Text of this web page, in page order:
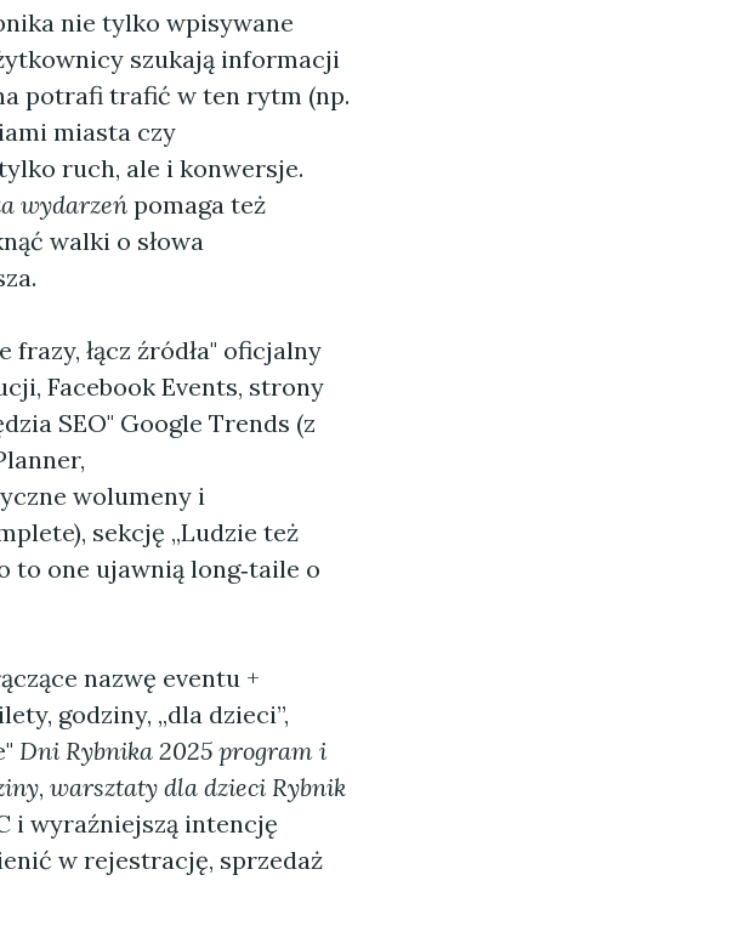
nie tylko wpisywane
szukają informacji
potrafi trafić w ten rytm (np.
miasta czy
ruch, ale i konwersje.
wydarzeń pomaga też
walki o słowa
łącz źródła" oficjalny
Facebook Events, strony
SEO" Google Trends (z
wolumeny i
sekcję „Ludzie też
to one ujawnią long‑taile o
nazwę eventu +
godziny, „dla dzieci”,
Dni Rybnika 2025 program i
, warsztaty dla dzieci Rybnik
i wyraźniejszą intencję
w rejestrację, sprzedaż